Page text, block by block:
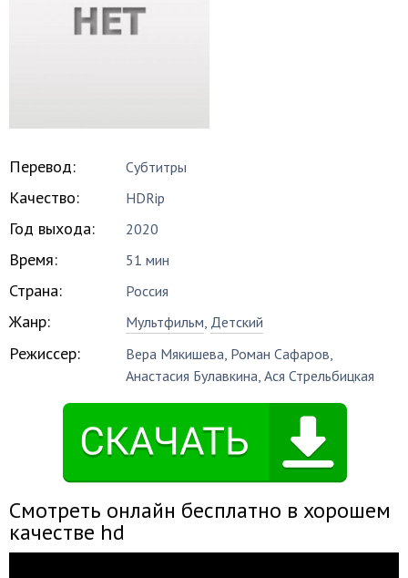
Перевод: Субтитры
Качество: HDRip
Год выхода: 2020
Время: 51 мин
Страна: Россия
Жанр: Мультфильм, Детский
Режиссер: Вера Мякишева, Роман Сафаров,
Анастасия Булавкина,Ася Стрельбицкая
Смотреть онлайн бесплатно в хорошем
качестве hd